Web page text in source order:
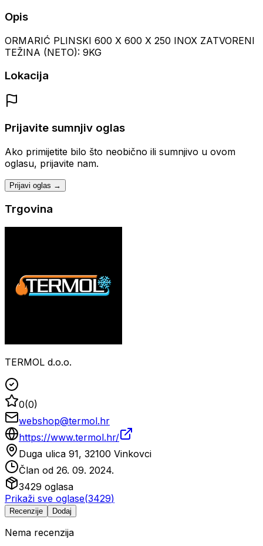
Opis
ORMARIĆ PLINSKI 600 X 600 X 250 INOX ZATVORENI
TEŽINA (NETO): 9KG
Lokacija
Prijavite sumnjiv oglas
Ako primijetite bilo što neobično ili sumnjivo u ovom
oglasu, prijavite nam.
Prijavi oglas →
Trgovina
TERMOL d.o.o.
0(0)
webshop@termol.hr
https://www.termol.hr/
Duga ulica 91, 32100 Vinkovci
Član od 26. 09. 2024.
3429 oglasa
Prikaži sve oglase(3429)
Recenzije Dodaj
Nema recenzija